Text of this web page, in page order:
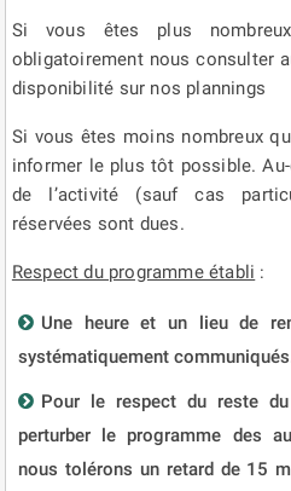
Si vous êtes plus
obligatoirement nous consulter
disponibilité sur nos plannings
Si vous êtes moins nombreux
informer le plus tôt possible.
de l’activité (sauf cas
réservées sont dues.
Respect du programme établi :
Une heure et un lieu de
systématiquement
Pour le respect du reste
perturber le programme des
nous tolérons un retard de 15